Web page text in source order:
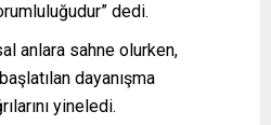
dedi.
anlara sahne olurken,
dayanışma
yineledi.